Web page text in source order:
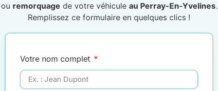
ou remorquage de votre véhicule au Perray-En-Yvelines.
Remplissez ce formulaire en quelques clics !
Votre nom complet